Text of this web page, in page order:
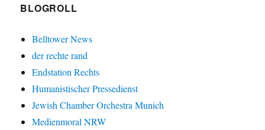
BLOGROLL
Belltower News
der rechte rand
Endstation Rechts
Humanistischer Pressedienst
Jewish Chamber Orchestra Munich
Medienmoral NRW